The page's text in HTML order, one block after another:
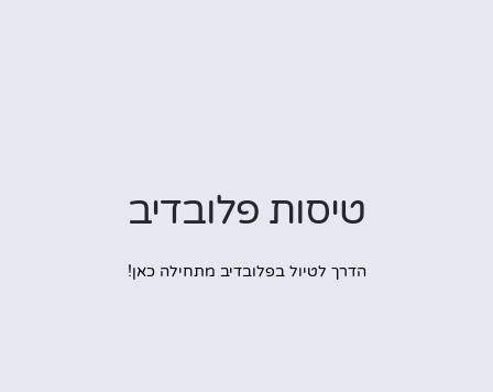
טיסות פלובדיב
הדרך לטיול בפלובדיב מתחילה כאן!